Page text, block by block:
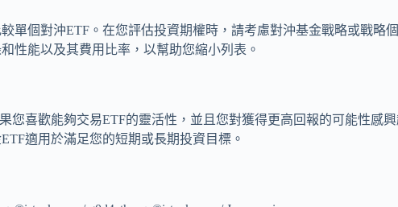
單個對沖ETF。在您評估投資期權時，請考慮對沖基金戰略或戰略
性能以及其費用比率，以幫助您縮小列表。
您喜歡能夠交易ETF的靈活性，並且您對獲得更高回報的可能性感
適用於滿足您的短期或長期投資目標。